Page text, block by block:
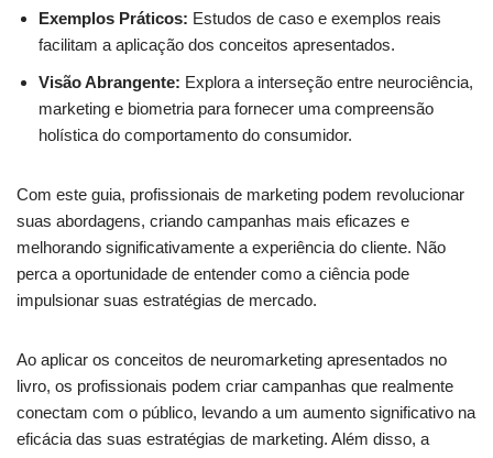
Exemplos Práticos: Estudos de caso e exemplos reais
facilitam a aplicação dos conceitos apresentados.
Visão Abrangente: Explora a interseção entre neurociência,
marketing e biometria para fornecer uma compreensão
holística do comportamento do consumidor.
Com este guia, profissionais de marketing podem revolucionar
suas abordagens, criando campanhas mais eficazes e
melhorando significativamente a experiência do cliente. Não
perca a oportunidade de entender como a ciência pode
impulsionar suas estratégias de mercado.
Ao aplicar os conceitos de neuromarketing apresentados no
livro, os profissionais podem criar campanhas que realmente
conectam com o público, levando a um aumento significativo na
eficácia das suas estratégias de marketing. Além disso, a